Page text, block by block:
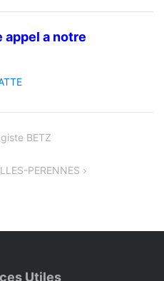
appel a notre
BETZ
PERENNES
Utiles